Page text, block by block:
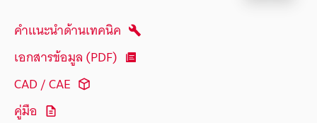
คำแนะนำด้านเทคนิค
เอกสารข้อมูล (PDF)
CAD / CAE
คู่มือ